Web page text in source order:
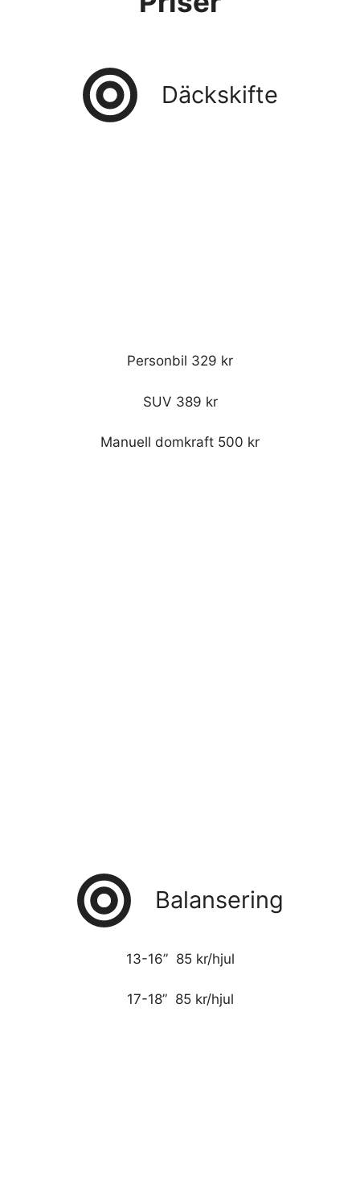
Däckskifte
Personbil 329 kr
SUV 389 kr
Manuell domkraft 500 kr
Balansering
13-16” 85 kr/hjul
17-18” 85 kr/hjul